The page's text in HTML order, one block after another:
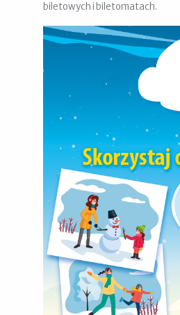
biletowych i biletomatach.